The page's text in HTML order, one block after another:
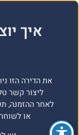
איך
את הדירה הזו
ליצור קשר
לאחר ההזמנה,
או